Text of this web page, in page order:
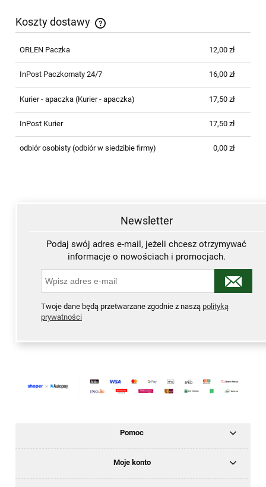
Koszty dostawy
Cena nie zawiera ewentualnych kosztów płatności
ORLEN Paczka 12,00 zł
InPost Paczkomaty 24/7 16,00 zł
Kurier - apaczka(Kurier - apaczka) 17,50 zł
InPost Kurier 17,50 zł
odbiór osobisty(odbiór w siedzibie firmy) 0,00 zł
Newsletter
Podaj swój adres e-mail, jeżeli chcesz otrzymywać
informacje o nowościach i promocjach.
Twoje dane będą przetwarzane zgodnie z naszą polityką
prywatności
Pomoc
Moje konto